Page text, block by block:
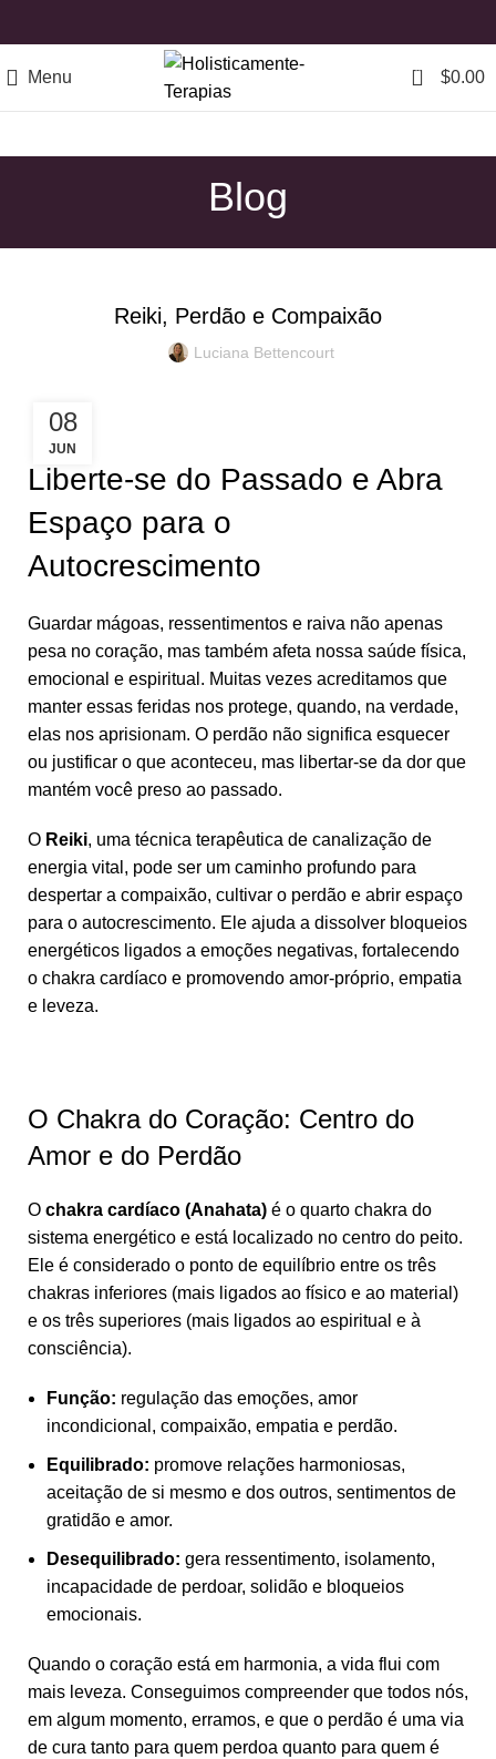
Menu 0 $0.00
Blog
Reiki, Perdão e Compaixão
Luciana Bettencourt
08
JUN
Liberte-se do Passado e Abra
Espaço para o
Autocrescimento
Guardar mágoas, ressentimentos e raiva não apenas
pesa no coração, mas também afeta nossa saúde física,
emocional e espiritual. Muitas vezes acreditamos que
manter essas feridas nos protege, quando, na verdade,
elas nos aprisionam. O perdão não significa esquecer
ou justificar o que aconteceu, mas libertar-se da dor que
mantém você preso ao passado.
O Reiki, uma técnica terapêutica de canalização de
energia vital, pode ser um caminho profundo para
despertar a compaixão, cultivar o perdão e abrir espaço
para o autocrescimento. Ele ajuda a dissolver bloqueios
energéticos ligados a emoções negativas, fortalecendo
o chakra cardíaco e promovendo amor-próprio, empatia
e leveza.
O Chakra do Coração: Centro do
Amor e do Perdão
O chakra cardíaco (Anahata) é o quarto chakra do
sistema energético e está localizado no centro do peito.
Ele é considerado o ponto de equilíbrio entre os três
chakras inferiores (mais ligados ao físico e ao material)
e os três superiores (mais ligados ao espiritual e à
consciência).
Função: regulação das emoções, amor
incondicional, compaixão, empatia e perdão.
Equilibrado: promove relações harmoniosas,
aceitação de si mesmo e dos outros, sentimentos de
gratidão e amor.
Desequilibrado: gera ressentimento, isolamento,
incapacidade de perdoar, solidão e bloqueios
emocionais.
Quando o coração está em harmonia, a vida flui com
mais leveza. Conseguimos compreender que todos nós,
em algum momento, erramos, e que o perdão é uma via
de cura tanto para quem perdoa quanto para quem é